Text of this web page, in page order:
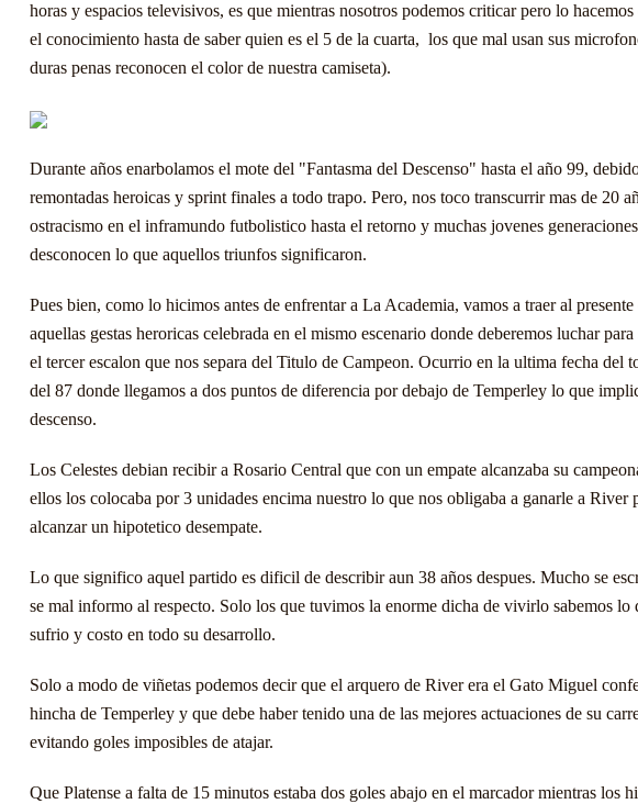
horas y espacios televisivos, es que mientras nosotros podemos criticar pero lo hacemos
el conocimiento hasta de saber quien es el 5 de la cuarta, los que mal usan sus
duras penas reconocen el color de nuestra camiseta).
Durante años enarbolamos el mote del "Fantasma del Descenso" hasta el año 99,
remontadas heroicas y sprint finales a todo trapo. Pero, nos toco transcurrir mas de 20
ostracismo en el inframundo futbolistico hasta el retorno y muchas jovenes generaciones
desconocen lo que aquellos triunfos significaron.
Pues bien, como lo hicimos antes de enfrentar a La Academia, vamos a traer al presente
aquellas gestas heroricas celebrada en el mismo escenario donde deberemos luchar para
el tercer escalon que nos separa del Titulo de Campeon. Ocurrio en la ultima fecha del
del 87 donde llegamos a dos puntos de diferencia por debajo de Temperley lo que
descenso.
Los Celestes debian recibir a Rosario Central que con un empate alcanzaba su
ellos los colocaba por 3 unidades encima nuestro lo que nos obligaba a ganarle a River
alcanzar un hipotetico desempate.
Lo que significo aquel partido es dificil de describir aun 38 años despues. Mucho se
se mal informo al respecto. Solo los que tuvimos la enorme dicha de vivirlo sabemos lo
sufrio y costo en todo su desarrollo.
Solo a modo de viñetas podemos decir que el arquero de River era el Gato Miguel
hincha de Temperley y que debe haber tenido una de las mejores actuaciones de su
evitando goles imposibles de atajar.
Que Platense a falta de 15 minutos estaba dos goles abajo en el marcador mientras los